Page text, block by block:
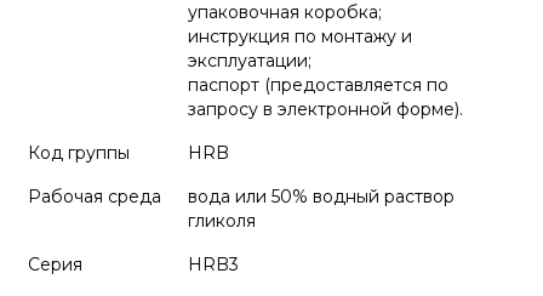
упаковочная коробка;
инструкция по монтажу и
эксплуатации;
паспорт (предоставляется по
запросу в электронной форме).
Код группы
HRB
Рабочая среда
вода или 50% водный раствор
гликоля
Серия
HRB3